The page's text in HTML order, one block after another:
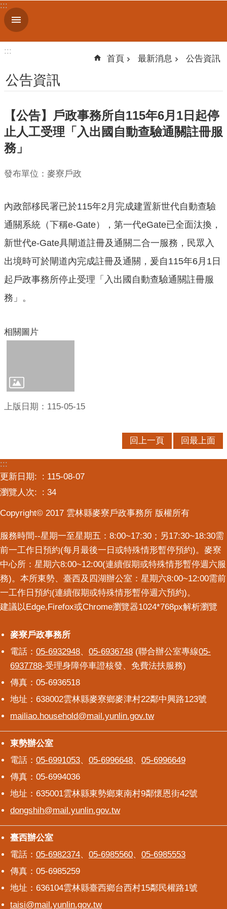
跳到主要內容區塊
進
階
關
簡
介
民
人
統
計
最
消
主
公
開
交
流
相
連
結
:::
:::
首頁 最新消息 公告資訊
公告資訊
【公告】戶政事務所自115年6月1日起停
止人工受理「入出國自動查驗通關註冊服
務」
發布單位：麥寮戶政
內政部移民署已於115年2月完成建置新世代自動查驗
通關系統（下稱e-Gate），第一代eGate已全面汰換，
新世代e-Gate具閘道註冊及通關二合一服務，民眾入
出境時可於閘道內完成註冊及通關，爰自115年6月1日
起戶政事務所停止受理「入出國自動查驗通關註冊服
務」。
相關圖片
上版日期：115-05-15
回上一頁 回最上面
:::
更新日期:
115-08-07
瀏覽人次:
34
Copyright© 2017 雲林縣麥寮戶政事務所 版權所有
服務時間--星期一至星期五：8:00~17:30；另17:30~18:30需
前一工作日預約(每月最後一日或特殊情形暫停預約)。麥寮
中心所：星期六8:00~12:00(連續假期或特殊情形暫停週六服
務)。本所東勢、臺西及四湖辦公室：星期六8:00~12:00需前
一工作日預約(連續假期或特殊情形暫停週六預約)。
建議以Edge,Firefox或Chrome瀏覽器1024*768px解析瀏覽
麥寮戶政事務所
麥寮戶政事務所
電話： 05-6932948、 05-6936748 (聯合辦公室專線05-
6937788-受理身障停車證核發、免費法扶服務)
傳真：05-6936518
地址：638002雲林縣麥寮鄉麥津村22鄰中興路123號
mailiao.household@mail.yunlin.gov.tw
東勢辦公室
東勢辦公室
電話： 05-6991053、 05-6996648、 05-6996649
傳真：05-6994036
地址：635001雲林縣東勢鄉東南村9鄰懷恩街42號
dongshih@mail.yunlin.gov.tw
臺西辦公室
臺西辦公室
電話： 05-6982374、 05-6985560、 05-6985553
傳真：05-6985259
地址：636104雲林縣臺西鄉台西村15鄰民權路1號
taisi@mail.yunlin.gov.tw